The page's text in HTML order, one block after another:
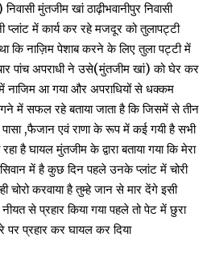
मुंतजीम खां ठाढ़ीभवानीपुर निवासी
प्लांट में कार्य कर रहे मजदूर को तुलापट्टी
कि नाज़िम पेशाब करने के लिए तुला पट्टी में
पांच अपराधी ने उसे(मुंतजीम खां) को घेर कर
नाजिम आ गया और अपराधियों से धक्कम
में सफल रहे बताया जाता है कि जिसमें से तीन
पासा ,फैजान एवं राणा के रूप में कई गयी है सभी
रहा है घायल मुंतजीम के द्वारा बताया गया कि मेरा
में है कुछ दिन पहले उनके प्लांट में चोरी
चोरो करवाया है तुम्हे जान से मार देंगे इसी
से प्रहार किया गया पहले तो पेट में छुरा
पर प्रहार कर घायल कर दिया